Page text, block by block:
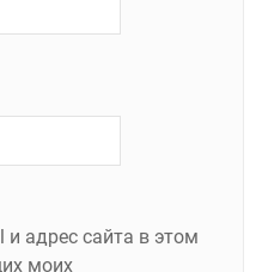
адрес сайта в этом
моих